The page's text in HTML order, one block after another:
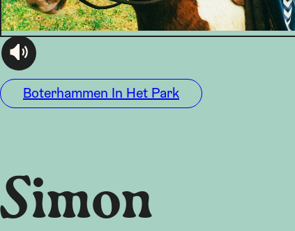
audioplayer.listen
Boterhammen In Het Park
Simon